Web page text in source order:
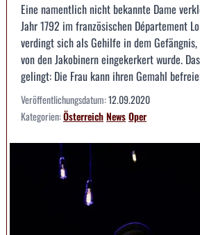
Eine namentlich nicht bekannte Dame
Jahr 1792 im französischen Département
verdingt sich als Gehilfe in dem
von den Jakobinern eingekerkert wurde.
gelingt: Die Frau kann ihren Gemahl
Veröffentlichungsdatum:12.09.2020
Kategorien:ÖsterreichNewsOper